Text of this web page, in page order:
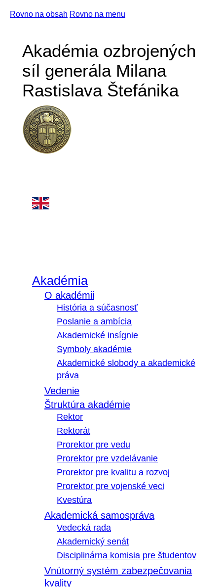
Rovno na obsah Rovno na menu
Akadémia ozbrojených
síl generála Milana
Rastislava Štefánika
Akadémia
O akadémii
História a súčasnosť
Poslanie a ambícia
Akademické insígnie
Symboly akadémie
Akademické slobody a akademické
práva
Vedenie
Štruktúra akadémie
Rektor
Rektorát
Prorektor pre vedu
Prorektor pre vzdelávanie
Prorektor pre kvalitu a rozvoj
Prorektor pre vojenské veci
Kvestúra
Akademická samospráva
Vedecká rada
Akademický senát
Disciplinárna komisia pre študentov
Vnútorný systém zabezpečovania
kvality